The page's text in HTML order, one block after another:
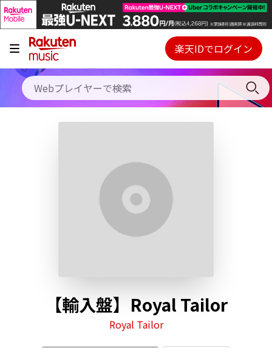
キャンペーン
料金プラン
使い方
Webプレイヤー
ご契約内容の確認・変更
楽天IDでログイン
【輸入盤】Royal Tailor
Royal Tailor